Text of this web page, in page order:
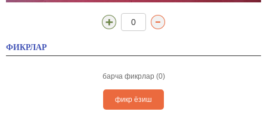
0
ФИКРЛАР
барча фикрлар (0)
фикр ёзиш